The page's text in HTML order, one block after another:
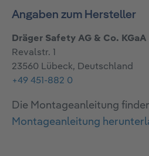
Angaben zum Hersteller
Dräger Safety AG & Co. KGaA
Revalstr. 1
23560 Lübeck, Deutschland
+49 451-882 0
Die Montageanleitung
Montageanleitung